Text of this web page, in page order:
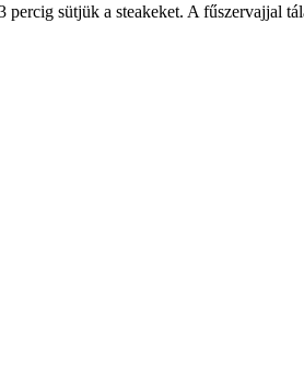
sütjük a steakeket. A fűszervajjal